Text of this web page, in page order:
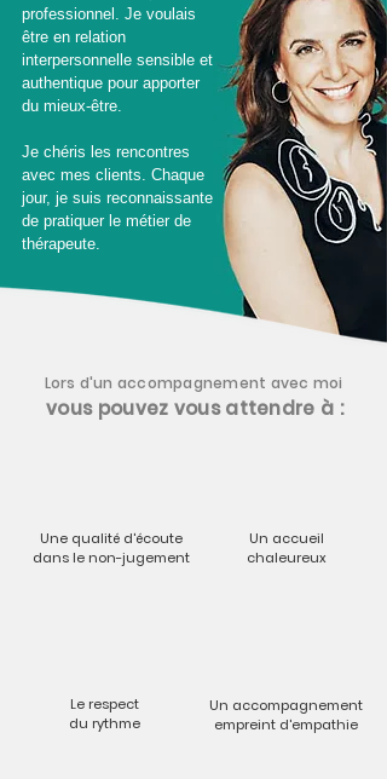
professionnel. Je voulais
être en relation
interpersonnelle sensible et
authentique pour apporter
du mieux-être.
Je chéris les rencontres
avec mes clients. Chaque
jour, je suis reconnaissante
de pratiquer le métier de
thérapeute. ​
Lors d'un accompagnement avec moi
vous pouvez vous attendre à :
Une qualité d'écoute
dans le non-jugement
Un accueil
chaleureux
Un accompagnement
empreint d'empathie
Le respect
du rythme